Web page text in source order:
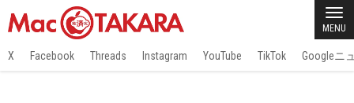
MENU
X Facebook Threads Instagram YouTube TikTok Googleニ